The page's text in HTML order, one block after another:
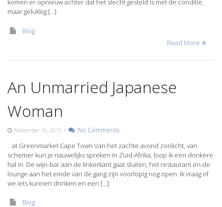
komen er opnieuw achter dat het slecht gesteld is met de conditie,
maar gelukkig […]
Blog
Read More
An Unmarried Japanese
Woman
November 16, 2015 /
No Comments
at Greenmarket Cape Town Van het zachte avond zonlicht, van
schemer kun je nauwelijks spreken in Zuid-Afrika, loop ik een donkere
hal in. De wijn-bar aan de linkerkant gaat sluiten, het restaurant en de
lounge aan het einde van de gang zijn voorlopig nog open. Ik vraag of
we iets kunnen drinken en een […]
Blog